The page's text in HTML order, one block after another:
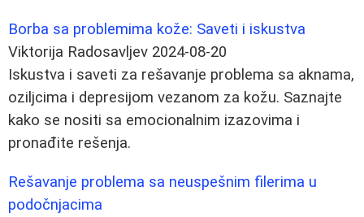
Borba sa problemima kože: Saveti i iskustva
Viktorija Radosavljev 2024-08-20
Iskustva i saveti za rešavanje problema sa aknama,
oziljcima i depresijom vezanom za kožu. Saznajte
kako se nositi sa emocionalnim izazovima i
pronađite rešenja.
Rešavanje problema sa neuspešnim filerima u
podočnjacima